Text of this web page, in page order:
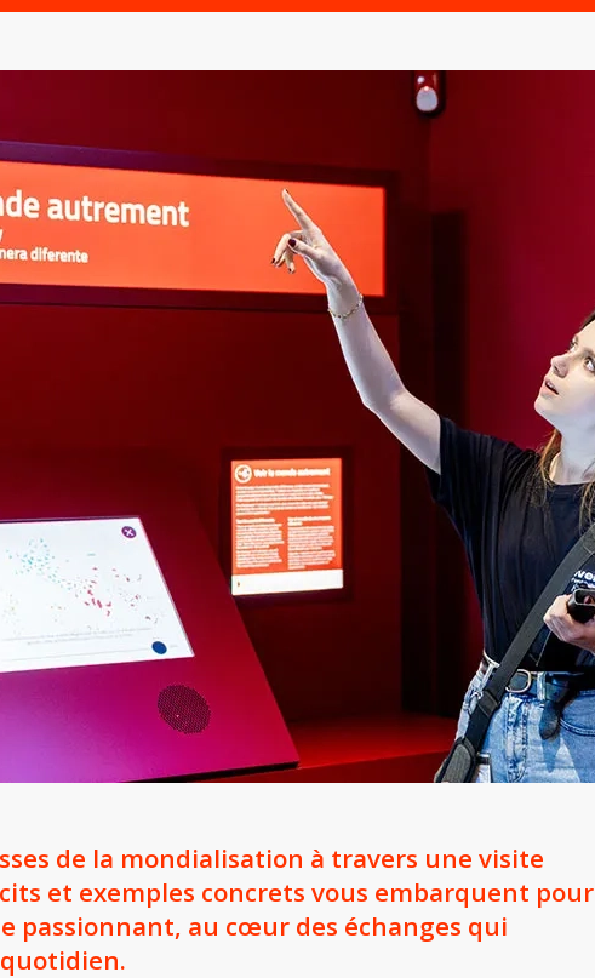
de la mondialisation à travers une visite
et exemples concrets vous embarquent pour
passionnant, au cœur des échanges qui